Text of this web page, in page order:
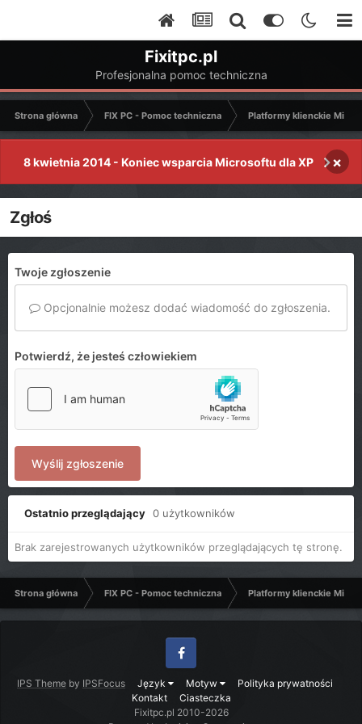
Fixitpc.pl
Profesjonalna pomoc techniczna
Strona główna FIX PC - Pomoc techniczna Platformy klienckie
8 kwietnia 2014 - Koniec wsparcia Microsoftu dla XP ×
Zgłoś
Twoje zgłoszenie
Opcjonalnie możesz dodać wiadomość do zgłoszenia.
Potwierdź, że jesteś człowiekiem
Wyślij zgłoszenie
Ostatnio przeglądający 0 użytkowników
Brak zarejestrowanych użytkowników przeglądających tę stronę.
Strona główna FIX PC - Pomoc techniczna Platformy klienckie
IPS Theme by IPSFocus Język Motyw
Polityka prywatności
Kontakt
Ciasteczka
Facebook
Fixitpc.pl 2010-2026